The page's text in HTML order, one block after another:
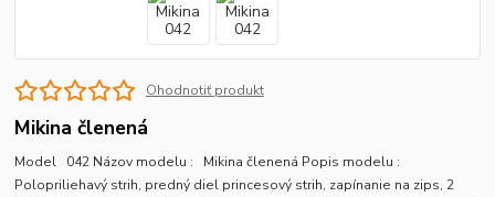
Ohodnotiť produkt
Mikina členená
Model 042 Názov modelu : Mikina členená Popis modelu :
Polopriliehavý strih, predný diel princesový strih, zapínanie na zips, 2